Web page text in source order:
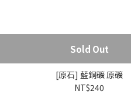
Sold Out
[原石] 藍銅礦 原礦
NT$240